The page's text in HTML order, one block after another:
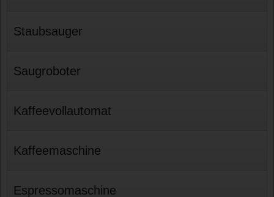
Staubsauger
Saugroboter
Kaffeevollautomat
Kaffeemaschine
Espressomaschine